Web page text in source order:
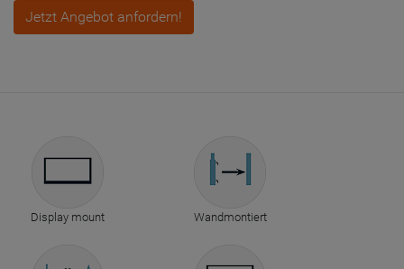
Jetzt Angebot anfordern!
Display mount Wandmontiert